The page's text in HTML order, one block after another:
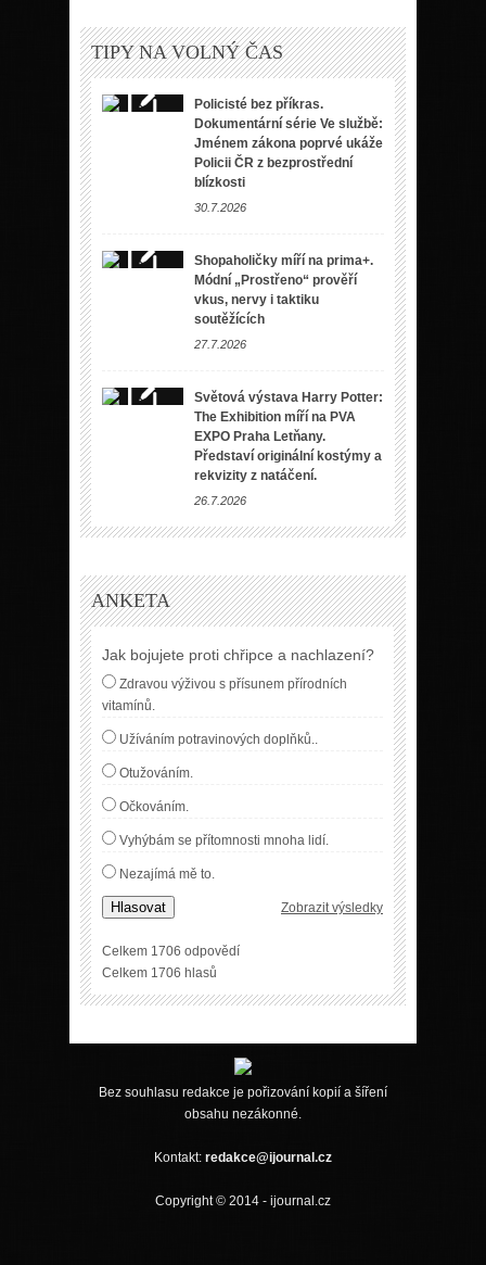
TIPY NA VOLNÝ ČAS
Policisté bez příkras.
Dokumentární série Ve službě:
Jménem zákona poprvé ukáže
Policii ČR z bezprostřední
blízkosti
30.7.2026
Shopaholičky míří na prima+.
Módní „Prostřeno“ prověří
vkus, nervy i taktiku
soutěžících
27.7.2026
Světová výstava Harry Potter:
The Exhibition míří na PVA
EXPO Praha Letňany.
Představí originální kostýmy a
rekvizity z natáčení.
26.7.2026
ANKETA
Jak bojujete proti chřipce a nachlazení?
Zdravou výživou s přísunem přírodních
vitamínů.
Užíváním potravinových doplňků..
Otužováním.
Očkováním.
Vyhýbám se přítomnosti mnoha lidí.
Nezajímá mě to.
Hlasovat Zobrazit výsledky
Celkem 1706 odpovědí
Celkem 1706 hlasů
Bez souhlasu redakce je pořizování kopií a šíření
obsahu nezákonné.
Kontakt: redakce@ijournal.cz
Copyright © 2014 - ijournal.cz